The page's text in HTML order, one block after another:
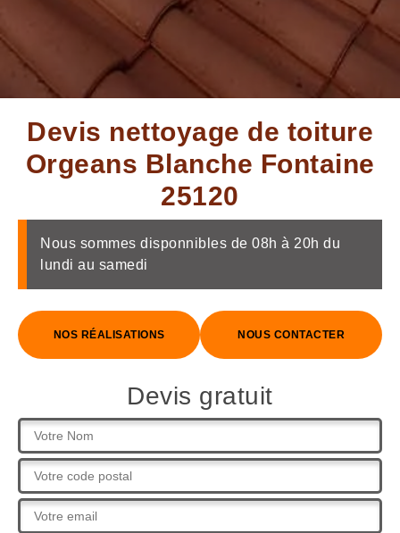
Devis nettoyage de toiture
Orgeans Blanche Fontaine
25120
Nous sommes disponnibles de 08h à 20h du
lundi au samedi
NOS RÉALISATIONS NOUS CONTACTER
Devis gratuit